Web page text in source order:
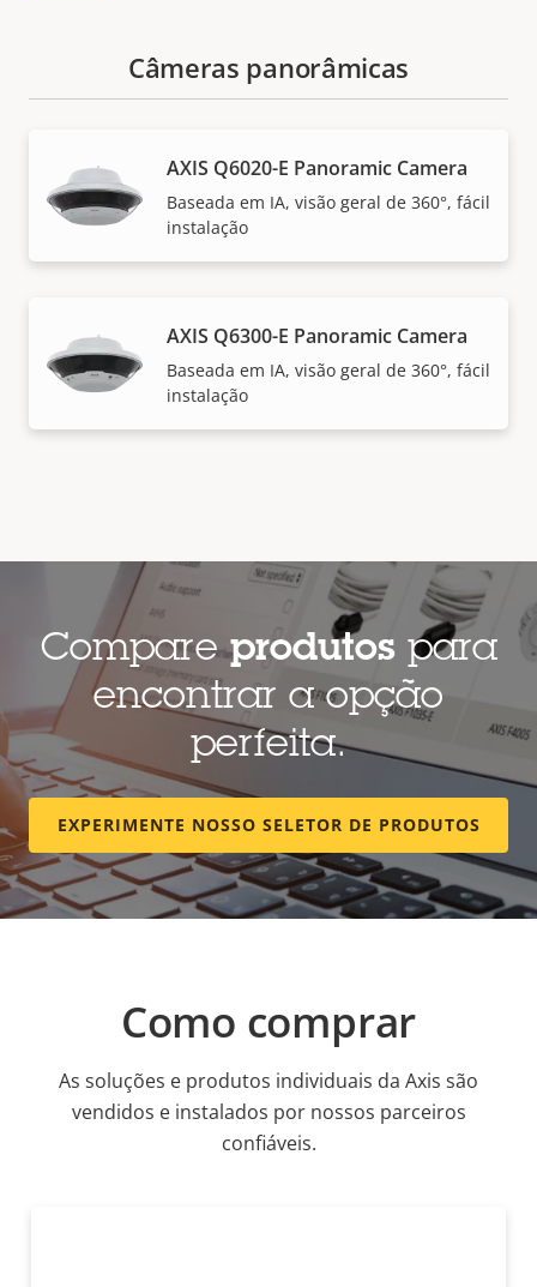
Câmeras panorâmicas
AXIS Q6020-E Panoramic Camera
Baseada em IA, visão geral de 360°, fácil
instalação
AXIS Q6300-E Panoramic Camera
Baseada em IA, visão geral de 360°, fácil
instalação
Compareprodutospara
encontrar a opção
perfeita.
EXPERIMENTE NOSSO SELETOR DE PRODUTOS
Como comprar
As soluções e produtos individuais da Axis são
vendidos e instalados por nossos parceiros
confiáveis.